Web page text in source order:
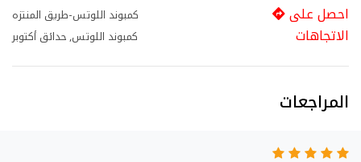
كمبوند اللوتس-طريق المنتزه
كمبوند اللوتس, حدائق أكتوبر
احصل على
الاتجاهات
المراجعات